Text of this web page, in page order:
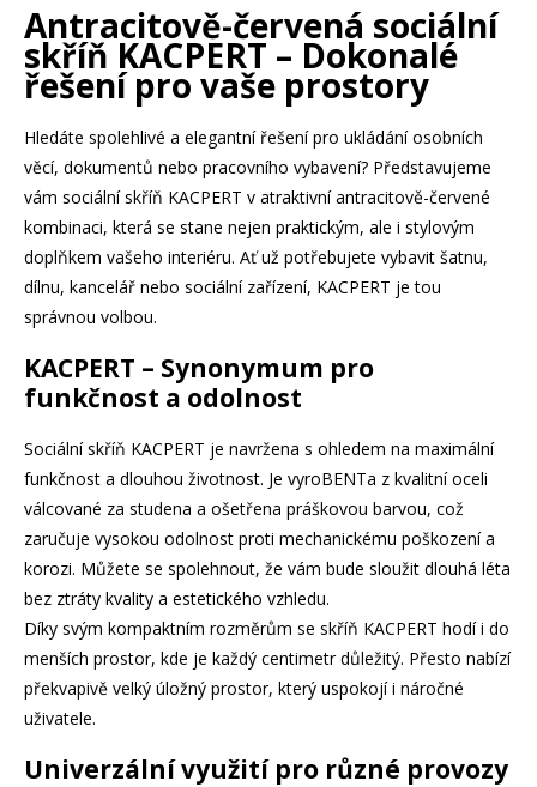
Antracitově-červená sociální
skříň KACPERT – Dokonalé
řešení pro vaše prostory
Hledáte spolehlivé a elegantní řešení pro ukládání osobních
věcí, dokumentů nebo pracovního vybavení? Představujeme
vám sociální skříň KACPERT v atraktivní antracitově-červené
kombinaci, která se stane nejen praktickým, ale i stylovým
doplňkem vašeho interiéru. Ať už potřebujete vybavit šatnu,
dílnu, kancelář nebo sociální zařízení, KACPERT je tou
správnou volbou.
KACPERT – Synonymum pro
funkčnost a odolnost
Sociální skříň KACPERT je navržena s ohledem na maximální
funkčnost a dlouhou životnost. Je vyroBENTa z kvalitní oceli
válcované za studena a ošetřena práškovou barvou, což
zaručuje vysokou odolnost proti mechanickému poškození a
korozi. Můžete se spolehnout, že vám bude sloužit dlouhá léta
bez ztráty kvality a estetického vzhledu.
Díky svým kompaktním rozměrům se skříň KACPERT hodí i do
menších prostor, kde je každý centimetr důležitý. Přesto nabízí
překvapivě velký úložný prostor, který uspokojí i náročné
uživatele.
Univerzální využití pro různé provozy